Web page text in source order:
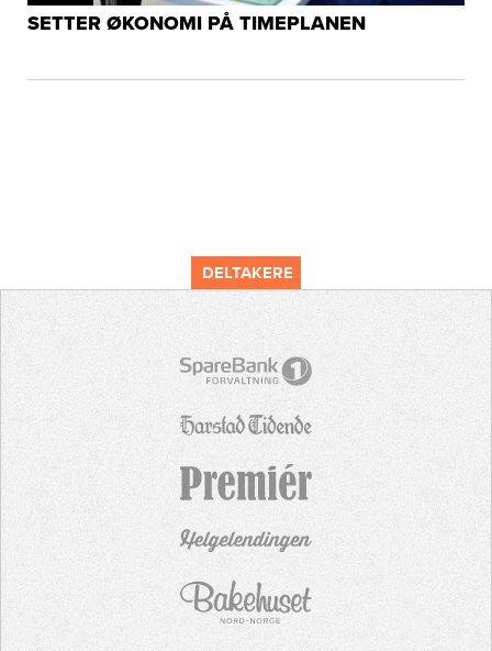
SETTER ØKONOMI PÅ TIMEPLANEN
DELTAKERE